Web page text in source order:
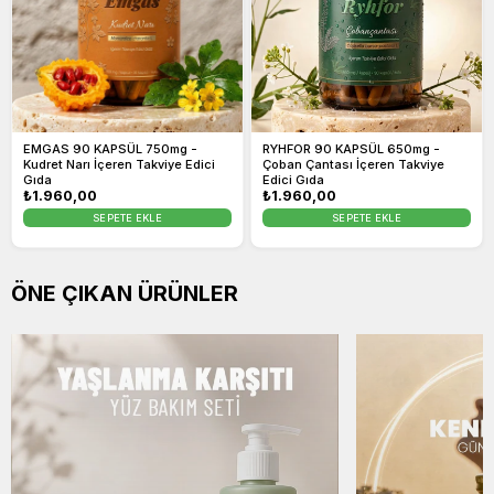
EMGAS 90 KAPSÜL 750mg -
Kudret Narı İçeren Takviye Edici
Gıda
Normal
fiyat
₺1.960,00
SEPETE EKLE
RYHFOR 90 KAPSÜL 650mg -
Çoban Çantası İçeren Takviye
Edici Gıda
Normal
fiyat
₺1.960,00
SEPETE EKLE
ÖNE ÇIKAN ÜRÜNLER